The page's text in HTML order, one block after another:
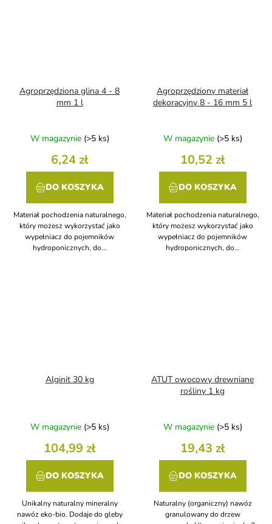
Agroprzędziona glina 4 - 8
mm 1 l
W magazynie (>5 ks)
6,24 zł
DO KOSZYKA
Materiał pochodzenia naturalnego,
który możesz wykorzystać jako
wypełniacz do pojemników
hydroponicznych, do...
Agroprzędziony materiał
dekoracyjny 8 - 16 mm 5 l
W magazynie (>5 ks)
10,52 zł
DO KOSZYKA
Materiał pochodzenia naturalnego,
który możesz wykorzystać jako
wypełniacz do pojemników
hydroponicznych, do...
Alginit 30 kg
W magazynie (>5 ks)
104,99 zł
DO KOSZYKA
Unikalny naturalny mineralny
nawóz eko-bio. Dodaje do gleby
ATUT owocowy drewniane
rośliny 1 kg
W magazynie (>5 ks)
19,43 zł
DO KOSZYKA
Naturalny (organiczny) nawóz
granulowany do drzew